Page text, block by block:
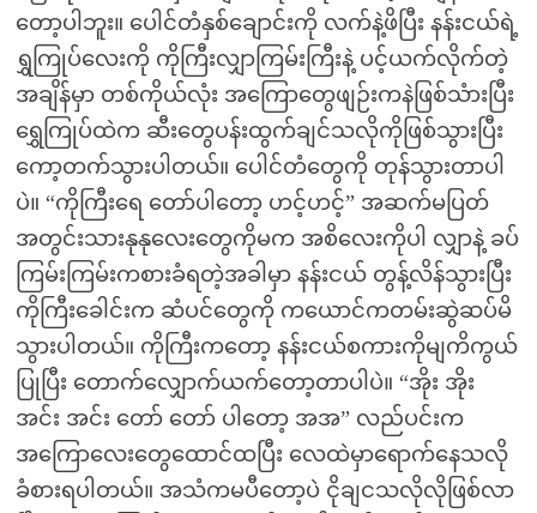
တော့ပါဘူး။ ပေါင်တံနှစ်ချောင်းကို လက်နဲ့ဖိပြီး နန်းငယ်ရဲ့
ရွှကြုပ်လေးကို ကိုကြီးလျှာကြမ်းကြီးနဲ့ ပင့်ယက်လိုက်တဲ့
အချိန်မှာ တစ်ကိုယ်လုံး အကြောတွေဖျဉ်းကနဲဖြစ်သံားပြီး
ရွှေကြုပ်ထဲက ဆီးတွေပန်းထွက်ချင်သလိုကိုဖြစ်သွားပြီး
ကော့တက်သွားပါတယ်။ ပေါင်တံတွေကို တုန်သွားတာပါ
ပဲ။ “ကိုကြီးရေ တော်ပါတော့ ဟင့်ဟင့်” အဆက်မပြတ်
အတွင်းသားနုနုလေးတွေကိုမက အစိလေးကိုပါ လျှာနဲ့ ခပ်
ကြမ်းကြမ်းကစားခံရတဲ့အခါမှာ နန်းငယ် တွန့်လိန်သွားပြီး
ကိုကြီးခေါင်းက ဆံပင်တွေကို ကယောင်ကတမ်းဆွဲဆပ်မိ
သွားပါတယ်။ ကိုကြီးကတော့ နန်းငယ်စကားကိုမျကိကွယ်
ပြုပြီး တောက်လျှောက်ယက်တော့တာပါပဲ။ “အိုး အိုး
အင်း အင်း တော် တော် ပါတော့ အအ” လည်ပင်းက
အကြောလေးတွေထောင်ထပြီး လေထဲမှာရောက်နေသလို
ခံစားရပါတယ်။ အသံကမပီတော့ပဲ ငိုချငသလိုလိုဖြစ်လာ